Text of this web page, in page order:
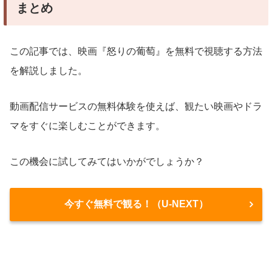
まとめ
この記事では、映画『怒りの葡萄』を無料で視聴する方法
を解説しました。
動画配信サービスの無料体験を使えば、観たい映画やドラ
マをすぐに楽しむことができます。
この機会に試してみてはいかがでしょうか？
今すぐ無料で観る！（U-NEXT）